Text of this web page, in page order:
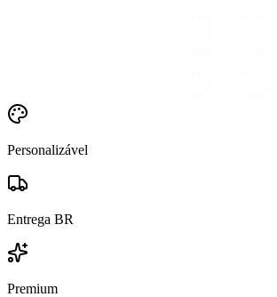
Personalizável
Entrega BR
Premium